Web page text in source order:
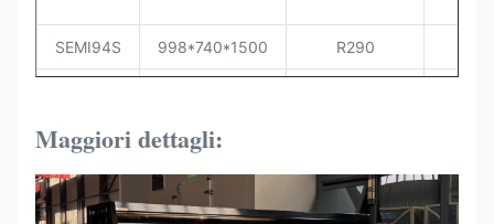
SEMI94S 998*740*1500 R290
SEMI150S 1560*740*1500
SEMI187S 1935*740*1500 R290
Maggiori dettagli: